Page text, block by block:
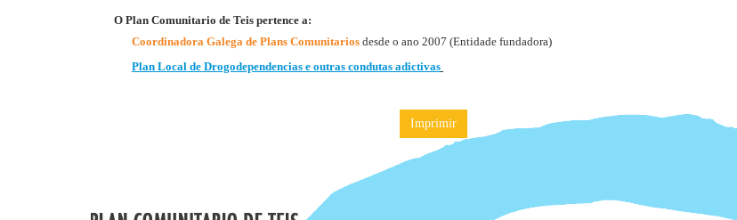
O Plan Comunitario de Teis pertence a:
Coordinadora Galega de Plans Comunitarios desde o ano 2007 (Entidade fundadora)
Plan Local de Drogodependencias e outras condutas adictivas
Imprimir